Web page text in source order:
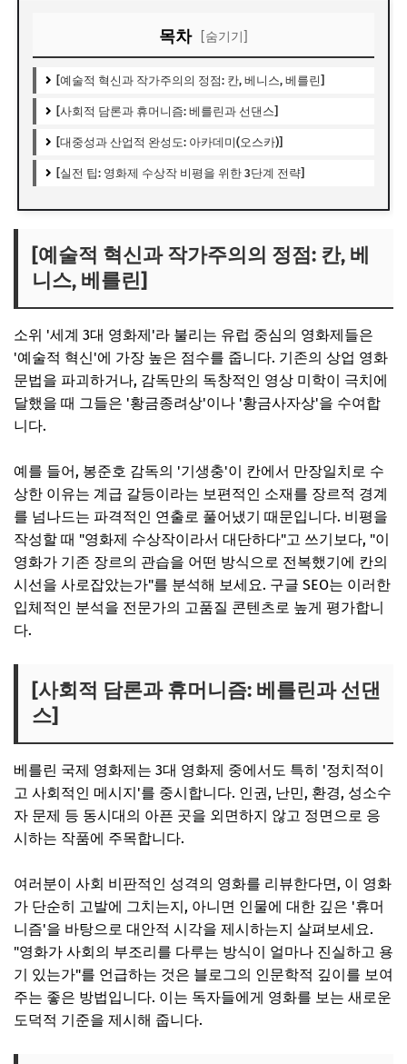
목차 [숨기기]
[예술적 혁신과 작가주의의 정점: 칸, 베니스, 베를린]
[사회적 담론과 휴머니즘: 베를린과 선댄스]
[대중성과 산업적 완성도: 아카데미(오스카)]
[실전 팁: 영화제 수상작 비평을 위한 3단계 전략]
[예술적 혁신과 작가주의의 정점: 칸, 베
니스, 베를린]
소위 '세계 3대 영화제'라 불리는 유럽 중심의 영화제들은
'예술적 혁신'에 가장 높은 점수를 줍니다. 기존의 상업 영화
문법을 파괴하거나, 감독만의 독창적인 영상 미학이 극치에
달했을 때 그들은 '황금종려상'이나 '황금사자상'을 수여합
니다.
예를 들어, 봉준호 감독의 '기생충'이 칸에서 만장일치로 수
상한 이유는 계급 갈등이라는 보편적인 소재를 장르적 경계
를 넘나드는 파격적인 연출로 풀어냈기 때문입니다. 비평을
작성할 때 "영화제 수상작이라서 대단하다"고 쓰기보다, "이
영화가 기존 장르의 관습을 어떤 방식으로 전복했기에 칸의
시선을 사로잡았는가"를 분석해 보세요. 구글 SEO는 이러한
입체적인 분석을 전문가의 고품질 콘텐츠로 높게 평가합니
다.
[사회적 담론과 휴머니즘: 베를린과 선댄
스]
베를린 국제 영화제는 3대 영화제 중에서도 특히 '정치적이
고 사회적인 메시지'를 중시합니다. 인권, 난민, 환경, 성소수
자 문제 등 동시대의 아픈 곳을 외면하지 않고 정면으로 응
시하는 작품에 주목합니다.
여러분이 사회 비판적인 성격의 영화를 리뷰한다면, 이 영화
가 단순히 고발에 그치는지, 아니면 인물에 대한 깊은 '휴머
니즘'을 바탕으로 대안적 시각을 제시하는지 살펴보세요.
"영화가 사회의 부조리를 다루는 방식이 얼마나 진실하고 용
기 있는가"를 언급하는 것은 블로그의 인문학적 깊이를 보여
주는 좋은 방법입니다. 이는 독자들에게 영화를 보는 새로운
도덕적 기준을 제시해 줍니다.